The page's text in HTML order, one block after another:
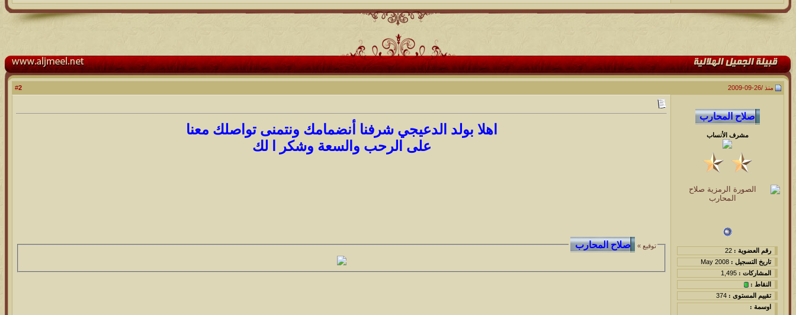
منذ /26-09-2009
2
مشرف الأنساب
رقم العضوية : 22
تاريخ التسجيل : May 2008
المشاركات : 1,495
النقاط :
تقييم المستوى : 374
اوسمة :
اهلا بولد الدعيجي شرفنا أنضمامك ونتمنى تواصلك معنا
على الرحب والسعة وشكر ا لك
توقيع »